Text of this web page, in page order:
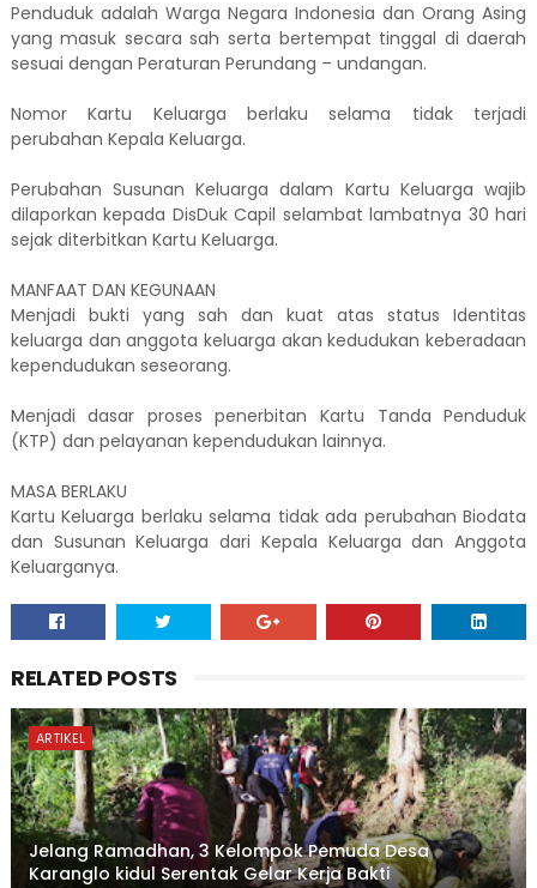
Penduduk adalah Warga Negara Indonesia dan Orang Asing
yang masuk secara sah serta bertempat tinggal di daerah
sesuai dengan Peraturan Perundang – undangan.
Nomor Kartu Keluarga berlaku selama tidak terjadi
perubahan Kepala Keluarga.
Perubahan Susunan Keluarga dalam Kartu Keluarga wajib
dilaporkan kepada DisDuk Capil selambat lambatnya 30 hari
sejak diterbitkan Kartu Keluarga.
MANFAAT DAN KEGUNAAN
Menjadi bukti yang sah dan kuat atas status Identitas
keluarga dan anggota keluarga akan kedudukan keberadaan
kependudukan seseorang.
Menjadi dasar proses penerbitan Kartu Tanda Penduduk
(KTP) dan pelayanan kependudukan lainnya.
MASA BERLAKU
Kartu Keluarga berlaku selama tidak ada perubahan Biodata
dan Susunan Keluarga dari Kepala Keluarga dan Anggota
Keluarganya.
RELATED POSTS
ARTIKEL
Jelang Ramadhan, 3 Kelompok Pemuda Desa
Karanglo kidul Serentak Gelar Kerja Bakti